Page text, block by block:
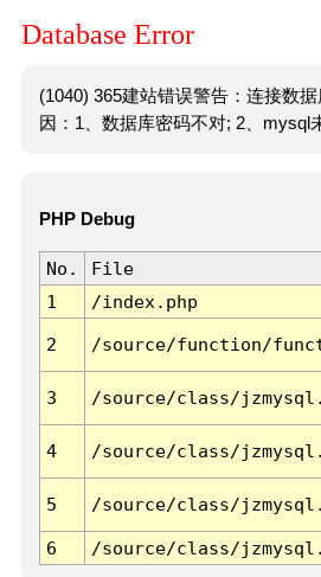
Database Error
(1040) 365建站错误警告：连接数
因：1、数据库密码不对; 2、mysql
PHP Debug
No. File
1
/index.php
2 /source/function/
3 /source/class/
4 /source/class/
5 /source/class/
6 /source/class/